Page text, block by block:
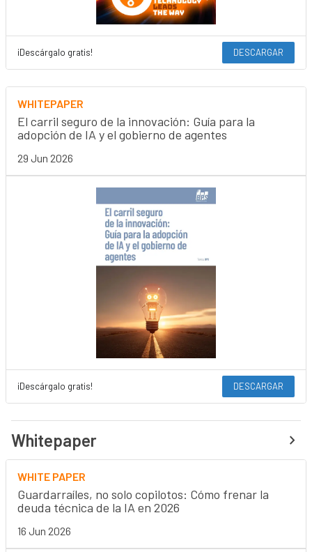
¡Descárgalo gratis! DESCARGAR
WHITEPAPER
El carril seguro de la innovación: Guía para la
adopción de IA y el gobierno de agentes
29 Jun 2026
¡Descárgalo gratis! DESCARGAR
Whitepaper
WHITE PAPER
Guardarraíles, no solo copilotos: Cómo frenar la
deuda técnica de la IA en 2026
16 Jun 2026